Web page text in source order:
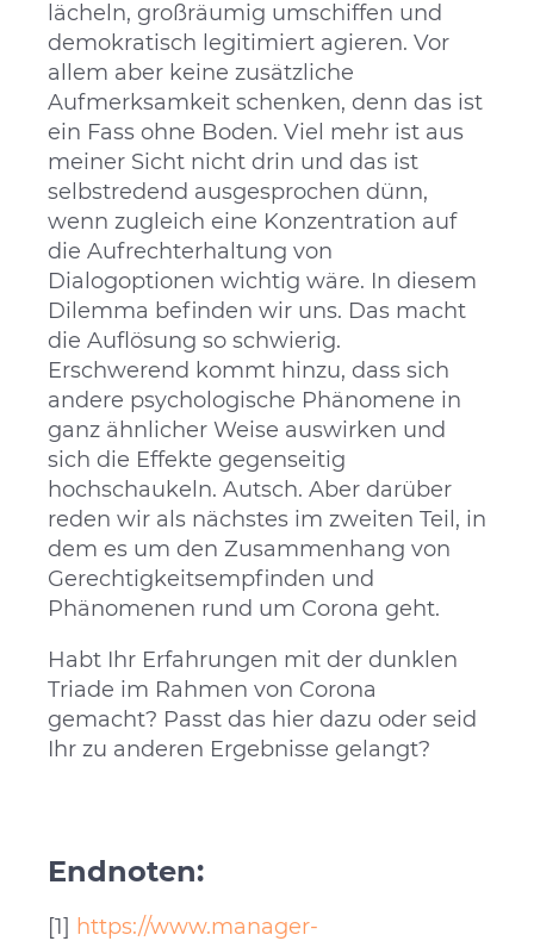
lächeln, großräumig umschiffen und
demokratisch legitimiert agieren. Vor
allem aber keine zusätzliche
Aufmerksamkeit schenken, denn das ist
ein Fass ohne Boden. Viel mehr ist aus
meiner Sicht nicht drin und das ist
selbstredend ausgesprochen dünn,
wenn zugleich eine Konzentration auf
die Aufrechterhaltung von
Dialogoptionen wichtig wäre. In diesem
Dilemma befinden wir uns. Das macht
die Auflösung so schwierig.
Erschwerend kommt hinzu, dass sich
andere psychologische Phänomene in
ganz ähnlicher Weise auswirken und
sich die Effekte gegenseitig
hochschaukeln. Autsch. Aber darüber
reden wir als nächstes im zweiten Teil, in
dem es um den Zusammenhang von
Gerechtigkeitsempfinden und
Phänomenen rund um Corona geht.
Habt Ihr Erfahrungen mit der dunklen
Triade im Rahmen von Corona
gemacht? Passt das hier dazu oder seid
Ihr zu anderen Ergebnisse gelangt?
Endnoten:
[1] https://www.manager-